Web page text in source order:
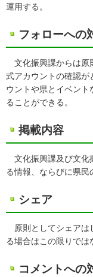
運用する。
フォローへの
文化振興課からは原
式アカウントの確認が
ウントや県とイベン
ることができる。
掲載内容
文化振興課及び文化
る情報、ならびに県民
シェア
原則としてシェアは
る場合はこの限りでは
コメントへの